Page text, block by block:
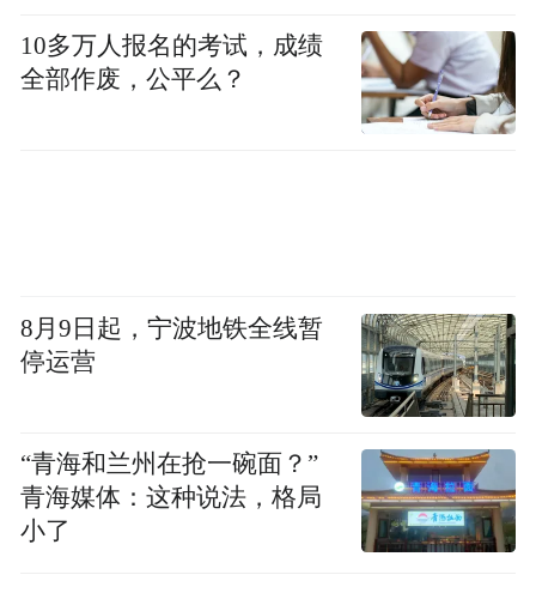
10多万人报名的考试，成绩
全部作废，公平么？
8月9日起，宁波地铁全线暂
停运营
“青海和兰州在抢一碗面？”
青海媒体：这种说法，格局
小了